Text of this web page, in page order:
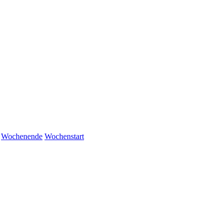
Wochenende Wochenstart